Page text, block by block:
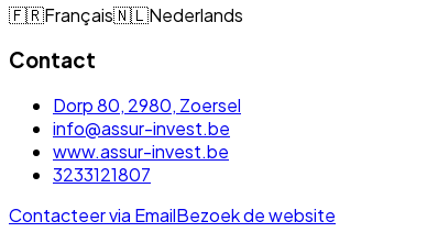
🇫🇷Français🇳🇱Nederlands
Contact
Dorp 80, 2980, Zoersel
info@assur-invest.be
www.assur-invest.be
3233121807
Contacteer via EmailBezoek de website